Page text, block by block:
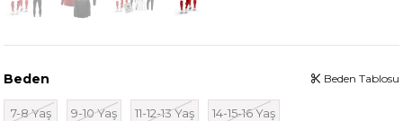
Beden
7-8 Yaş 9-10 Yaş 11-12-13 Yaş 14-15-16 Yaş
Beden Tablosu